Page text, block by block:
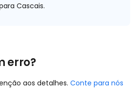
Cascais.
erro?
aos detalhes. Conte para nós